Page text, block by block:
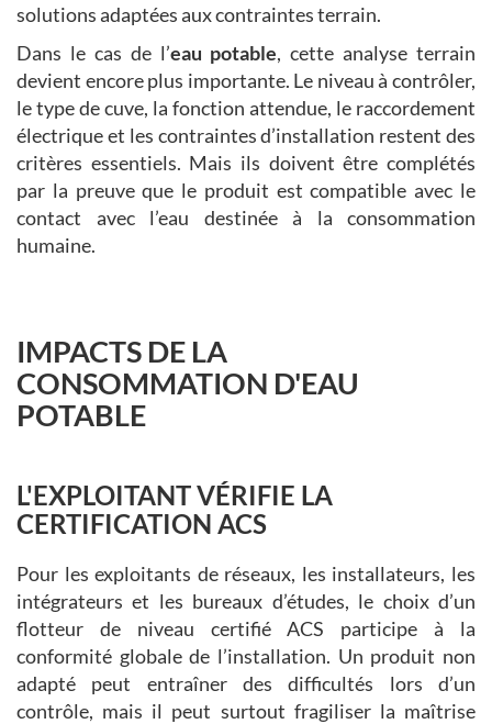
solutions adaptées aux contraintes terrain.
Dans le cas de l’eau potable, cette analyse terrain
devient encore plus importante. Le niveau à contrôler,
le type de cuve, la fonction attendue, le raccordement
électrique et les contraintes d’installation restent des
critères essentiels. Mais ils doivent être complétés
par la preuve que le produit est compatible avec le
contact avec l’eau destinée à la consommation
humaine.
IMPACTS DE LA
CONSOMMATION D'EAU
POTABLE
L'EXPLOITANT VÉRIFIE LA
CERTIFICATION ACS
Pour les exploitants de réseaux, les installateurs, les
intégrateurs et les bureaux d’études, le choix d’un
flotteur de niveau certifié ACS participe à la
conformité globale de l’installation. Un produit non
adapté peut entraîner des difficultés lors d’un
contrôle, mais il peut surtout fragiliser la maîtrise